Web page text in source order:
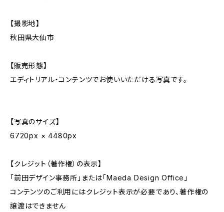
【撮影地】
秋田県大仙市
【販売形態】
エディトリアル・コンテンツでお使いいただける写真です。
【写真のサイズ】
6720px × 4480px
【クレジット（著作権）の表示】
「前田デザイン事務所」または「Maeda Design Office」
コンテンツのご利用にはクレジット表示が必要であり、著作権の
譲渡はできません